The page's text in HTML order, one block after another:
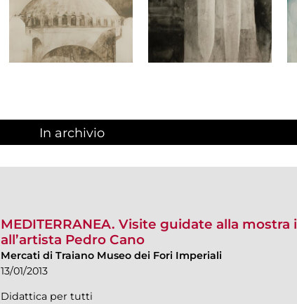
In archivio
MEDITERRANEA. Visite guidate alla mostra
all’artista Pedro Cano
Mercati di Traiano Museo dei Fori Imperiali
13/01/2013
Didattica per tutti